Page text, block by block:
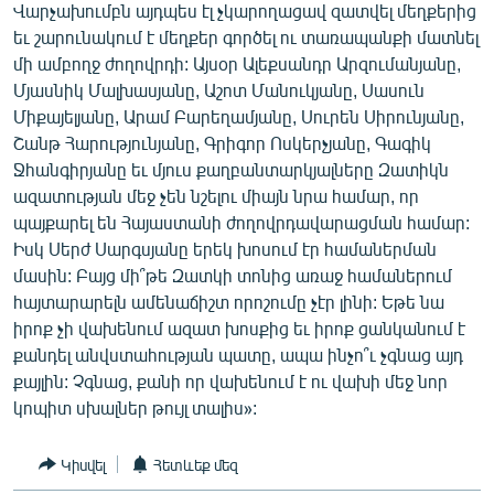
Վարչախումբն այդպես էլ չկարողացավ զատվել մեղքերից
եւ շարունակում է մեղքեր գործել ու տառապանքի մատնել
մի ամբողջ ժողովրդի: Այսօր Ալեքսանդր Արզումանյանը,
Մյասնիկ Մալխասյանը, Աշոտ Մանուկյանը, Սասուն
Միքայելյանը, Արամ Բարեղամյանը, Սուրեն Սիրունյանը,
Շանթ Հարությունյանը, Գրիգոր Ոսկերչյանը, Գագիկ
Ջհանգիրյանը եւ մյուս քաղբանտարկյալները Զատիկն
ազատության մեջ չեն նշելու միայն նրա համար, որ
պայքարել են Հայաստանի ժողովրդավարացման համար:
Իսկ Սերժ Սարգսյանը երեկ խոսում էր համաներման
մասին: Բայց մի՞թե Զատկի տոնից առաջ համաներում
հայտարարելն ամենաճիշտ որոշումը չէր լինի: Եթե նա
իրոք չի վախենում ազատ խոսքից եւ իրոք ցանկանում է
քանդել անվստահության պատը, ապա ինչո՞ւ չգնաց այդ
քայլին: Չգնաց, քանի որ վախենում է ու վախի մեջ նոր
կոպիտ սխալներ թույլ տալիս»:
Կիսվել Հետևեք մեզ